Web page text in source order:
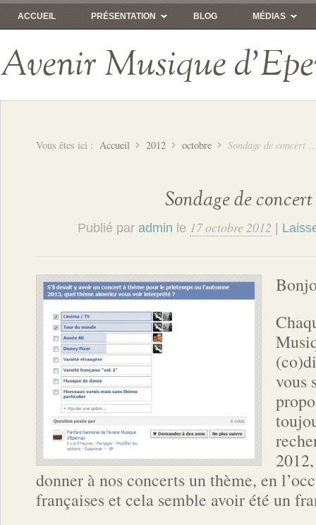
ACCUEIL PRÉSENTATION BLOG MÉDIAS
Avenir Musique
Vous êtes ici : Accueil 2012 octobre Sondage de concert
Sondage de
Publié par admin le 17 octobre 2012
vous
donner à nos concerts un thème, en
françaises et cela semble avoir été un